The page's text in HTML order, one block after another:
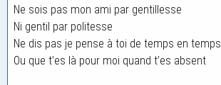
Ne sois pas mon ami par gentillesse
Ni gentil par politesse
Ne dis pas je pense à toi de temps en temps
Ou que t’es là pour moi quand t’es absent